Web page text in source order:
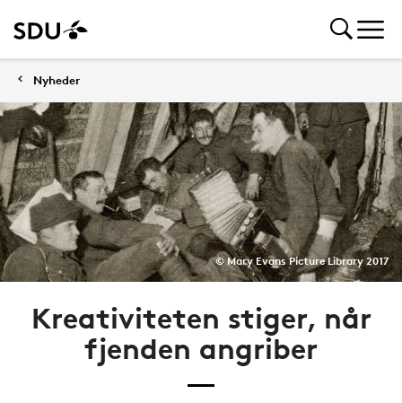
Nyheder
© Mary Evans Picture Library 2017
Kreativiteten stiger, når
fjenden angriber